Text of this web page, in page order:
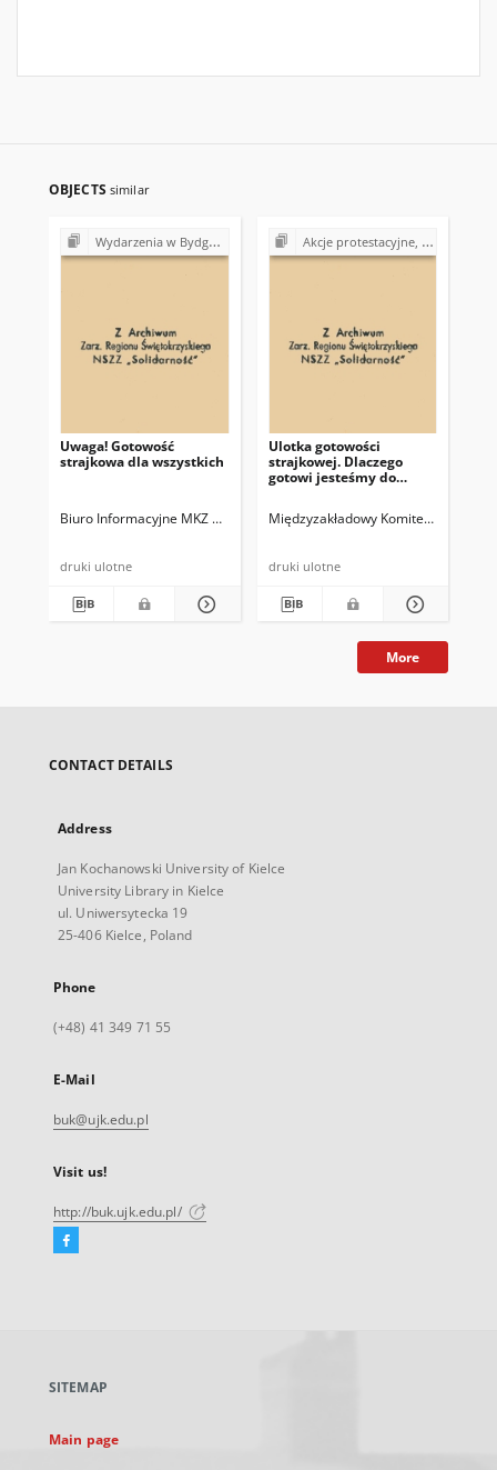
OBJECTS similar
Wydarzenia w Bydgoszczy (marzec 1981)
Uwaga! Gotowość
strajkowa dla wszystkich
Biuro Informacyjne MKZ Wrocław Prezydium MKZ NSZZ "Solidarność"
druki ulotne
Akcje protestacyjne, strajki w Polsce (1980-1981)
Ulotka gotowości
strajkowej. Dlaczego
gotowi jesteśmy do
Międzyzakładowy Komitet
druki ulotne
More
CONTACT DETAILS
Address
Jan Kochanowski University of Kielce
University Library in Kielce
ul. Uniwersytecka 19
25-406 Kielce, Poland
Phone
(+48) 41 349 71 55
E-Mail
buk@ujk.edu.pl
Visit us!
http://buk.ujk.edu.pl/
Facebook
new
SITEMAP
Main page